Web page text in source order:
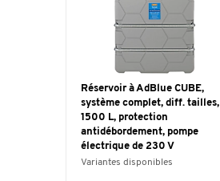
Réservoir à AdBlue CUBE,
système complet, diff. tailles,
1500 L, protection
antidébordement, pompe
électrique de 230 V
Variantes disponibles